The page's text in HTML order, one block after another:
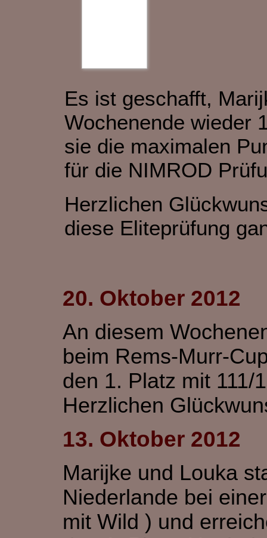
Es ist geschafft,
Wochenende wieder
sie die maximalen
für die NIMROD
Herzlichen
diese Eliteprüfung
20. Oktober 2012
An diesem
beim Rems-Murr-
den 1. Platz mit 111/
Herzlichen
13. Oktober 2012
Marijke und Louka
Niederlande bei
mit Wild ) und